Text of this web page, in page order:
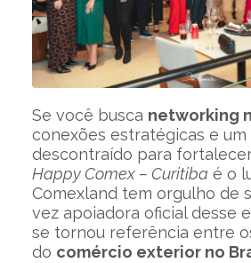
Se você busca networking
conexões estratégicas e
descontraído para
Happy Comex – Curitiba é o
Comexland tem orgulho de
vez apoiadora oficial desse
se tornou referência entre
do comércio exterior no